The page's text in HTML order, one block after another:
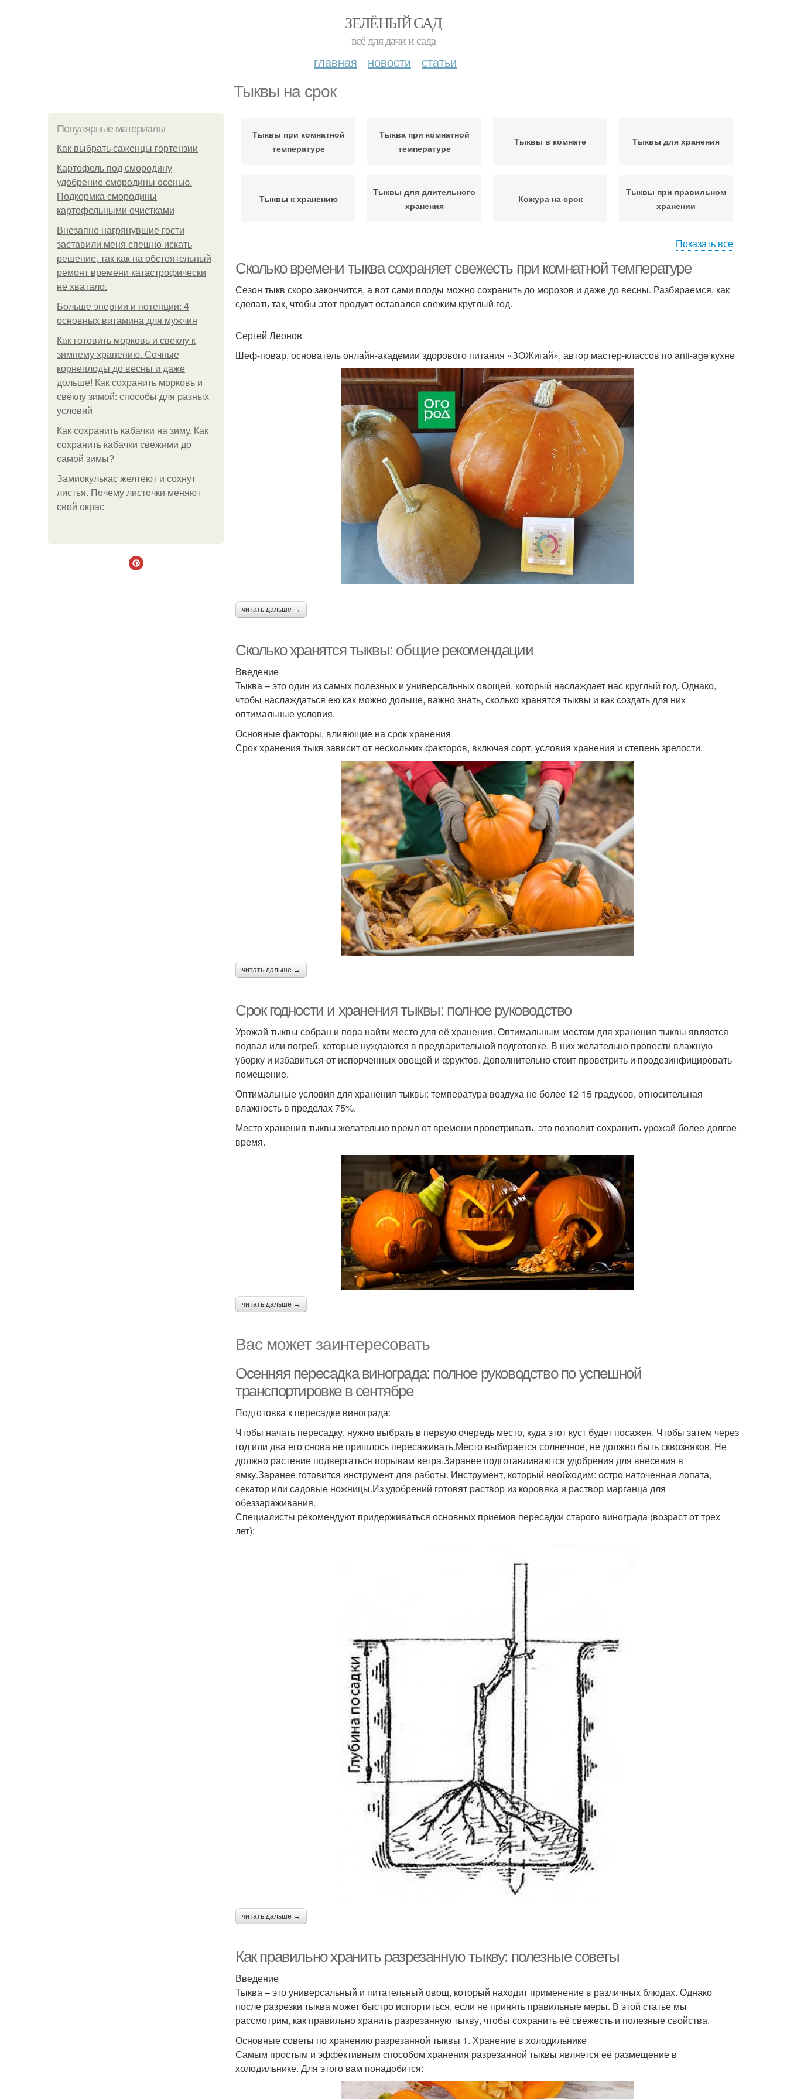
ЗЕЛЁНЫЙ САД
всё для дачи и сада
главная новости статьи
Тыквы на срок
Популярные материалы
Как выбрать саженцы гортензии
Картофель под смородину
удобрение смородины осенью.
Подкормка смородины
картофельными очистками
Внезапно нагрянувшие гости
заставили меня спешно искать
решение, так как на обстоятельный
ремонт времени катастрофически
не хватало.
Больше энергии и потенции: 4
основных витамина для мужчин
Как готовить морковь и свеклу к
зимнему хранению. Сочные
корнеплоды до весны и даже
дольше! Как сохранить морковь и
свёклу зимой: способы для разных
условий
Как сохранить кабачки на зиму. Как
сохранить кабачки свежими до
самой зимы?
Замиокулькас желтеют и сохнут
листья. Почему листочки меняют
свой окрас
Тыквы при комнатной
температуре
Тыква при комнатной
температуре
Тыквы в комнате Тыквы для хранения
Тыквы к хранению
Тыквы для длительного
хранения
Кожура на срок
Тыквы при правильном
хранении
Показать все
Сколько времени тыква сохраняет свежесть при комнатной температуре
Сезон тыкв скоро закончится, а вот сами плоды можно сохранить до морозов и даже до весны. Разбираемся, как
сделать так, чтобы этот продукт оставался свежим круглый год.
Сергей Леонов
Шеф-повар, основатель онлайн-академии здорового питания «ЗОЖигай», автор мастер-классов по anti-age кухне
читать дальше →
Сколько хранятся тыквы: общие рекомендации
Введение
Тыква – это один из самых полезных и универсальных овощей, который наслаждает нас круглый год. Однако,
чтобы наслаждаться ею как можно дольше, важно знать, сколько хранятся тыквы и как создать для них
оптимальные условия.
Основные факторы, влияющие на срок хранения
Срок хранения тыкв зависит от нескольких факторов, включая сорт, условия хранения и степень зрелости.
читать дальше →
Срок годности и хранения тыквы: полное руководство
Урожай тыквы собран и пора найти место для её хранения. Оптимальным местом для хранения тыквы является
подвал или погреб, которые нуждаются в предварительной подготовке. В них желательно провести влажную
уборку и избавиться от испорченных овощей и фруктов. Дополнительно стоит проветрить и продезинфицировать
помещение.
Оптимальные условия для хранения тыквы: температура воздуха не более 12-15 градусов, относительная
влажность в пределах 75%.
Место хранения тыквы желательно время от времени проветривать, это позволит сохранить урожай более долгое
время.
читать дальше →
Вас может заинтересовать
Осенняя пересадка винограда: полное руководство по успешной
транспортировке в сентябре
Подготовка к пересадке винограда:
Чтобы начать пересадку, нужно выбрать в первую очередь место, куда этот куст будет посажен. Чтобы затем через
год или два его снова не пришлось пересаживать.Место выбирается солнечное, не должно быть сквозняков. Не
должно растение подвергаться порывам ветра.Заранее подготавливаются удобрения для внесения в
ямку.Заранее готовится инструмент для работы. Инструмент, который необходим: остро наточенная лопата,
секатор или садовые ножницы.Из удобрений готовят раствор из коровяка и раствор марганца для
обеззараживания.
Специалисты рекомендуют придерживаться основных приемов пересадки старого винограда (возраст от трех
лет):
читать дальше →
Как правильно хранить разрезанную тыкву: полезные советы
Введение
Тыква – это универсальный и питательный овощ, который находит применение в различных блюдах. Однако
после разрезки тыква может быстро испортиться, если не принять правильные меры. В этой статье мы
рассмотрим, как правильно хранить разрезанную тыкву, чтобы сохранить её свежесть и полезные свойства.
Основные советы по хранению разрезанной тыквы 1. Хранение в холодильнике
Самым простым и эффективным способом хранения разрезанной тыквы является её размещение в
холодильнике. Для этого вам понадобится: